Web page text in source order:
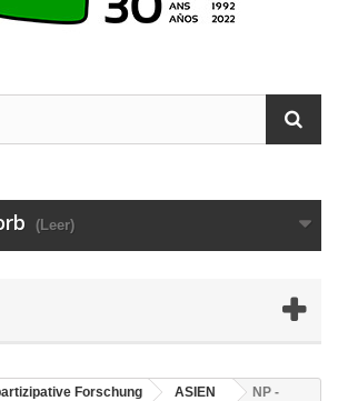
(Leer)
Forschung ASIEN
NP -